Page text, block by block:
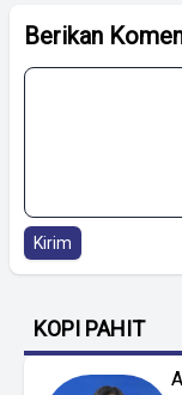
Berikan
Kirim
KOPI PAHIT